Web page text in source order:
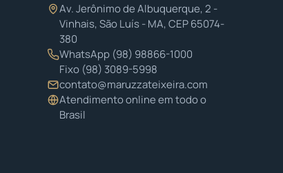
Av. Jerônimo de Albuquerque, 2 -
Vinhais, São Luís - MA, CEP 65074-
380
WhatsApp (98) 98866-1000
Fixo (98) 3089-5998
contato@maruzzateixeira.com
Atendimento online em todo o
Brasil